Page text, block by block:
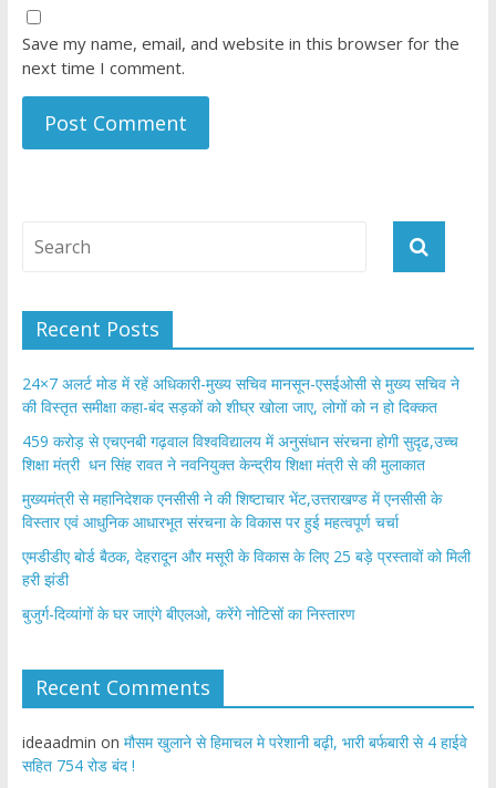
Save my name, email, and website in this browser for the
next time I comment.
Recent Posts
24×7 अलर्ट मोड में रहें अधिकारी-मुख्य सचिव मानसून-एसईओसी से मुख्य सचिव ने
की विस्तृत समीक्षा कहा-बंद सड़कों को शीघ्र खोला जाए, लोगों को न हो दिक्कत
459 करोड़ से एचएनबी गढ़वाल विश्वविद्यालय में अनुसंधान संरचना होगी सुदृढ,उच्च
शिक्षा मंत्री धन सिंह रावत ने नवनियुक्त केन्द्रीय शिक्षा मंत्री से की मुलाकात
मुख्यमंत्री से महानिदेशक एनसीसी ने की शिष्टाचार भेंट,उत्तराखण्ड में एनसीसी के
विस्तार एवं आधुनिक आधारभूत संरचना के विकास पर हुई महत्वपूर्ण चर्चा
एमडीडीए बोर्ड बैठक, देहरादून और मसूरी के विकास के लिए 25 बड़े प्रस्तावों को मिली
हरी झंडी
बुजुर्ग-दिव्यांगों के घर जाएंगे बीएलओ, करेंगे नोटिसों का निस्तारण
Recent Comments
ideaadmin on मौसम खुलाने से हिमाचल मे परेशानी बढ़ी, भारी बर्फबारी से 4 हाईवे
सहित 754 रोड बंद !